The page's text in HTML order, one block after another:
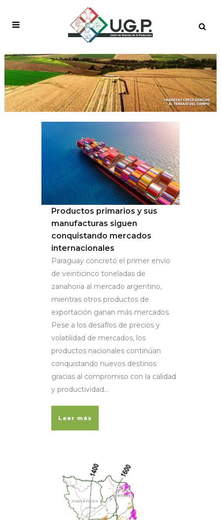
DESTACADO GRANDE
Productos primarios y sus
manufacturas siguen
conquistando mercados
internacionales
Paraguay concretó el primer envío
de veinticinco toneladas de
zanahoria al mercado argentino,
mientras otros productos de
exportación ganan más mercados.
Pese a los desafíos de precios y
volatilidad de mercados, los
productos nacionales continúan
conquistando nuevos destinos
gracias al compromiso con la calidad
y productividad...
Leer más